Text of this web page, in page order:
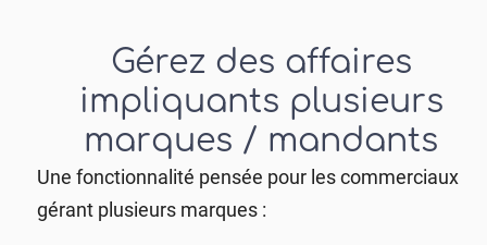
Gérez des affaires
impliquants plusieurs
marques / mandants​
Une fonctionnalité pensée pour les commerciaux
gérant plusieurs marques :